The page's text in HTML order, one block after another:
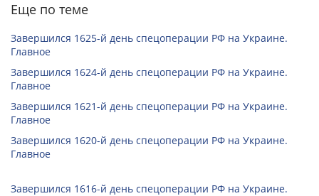
Еще по теме
Завершился 1625-й день спецоперации РФ на Украине.
Главное
Завершился 1624-й день спецоперации РФ на Украине.
Главное
Завершился 1621-й день спецоперации РФ на Украине.
Главное
Завершился 1620-й день спецоперации РФ на Украине.
Главное
Завершился 1616-й день спецоперации РФ на Украине.